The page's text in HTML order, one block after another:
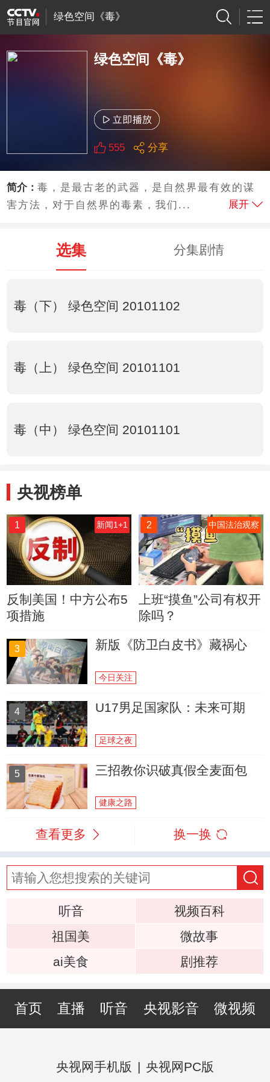
绿色空间《毒》
绿色空间《毒》
555 分享
简介：毒，是最古老的武器，是自然界最有效的谋
害方法，对于自然界的毒素，我们...
展开
选集 分集剧情
毒（下） 绿色空间 20101102
毒（上） 绿色空间 20101101
毒（中） 绿色空间 20101101
央视榜单
1 新闻1+1
反制美国！中方公布5
项措施
2 中国法治观察
上班“摸鱼”公司有权开
除吗？
3 新版《防卫白皮书》藏祸心
今日关注
4 U17男足国家队：未来可期
足球之夜
5 三招教你识破真假全麦面包
健康之路
查看更多 换一换
听音
视频百科
祖国美
微故事
ai美食
剧推荐
首页 直播 听音 央视影音 微视频
央视网手机版 | 央视网PC版